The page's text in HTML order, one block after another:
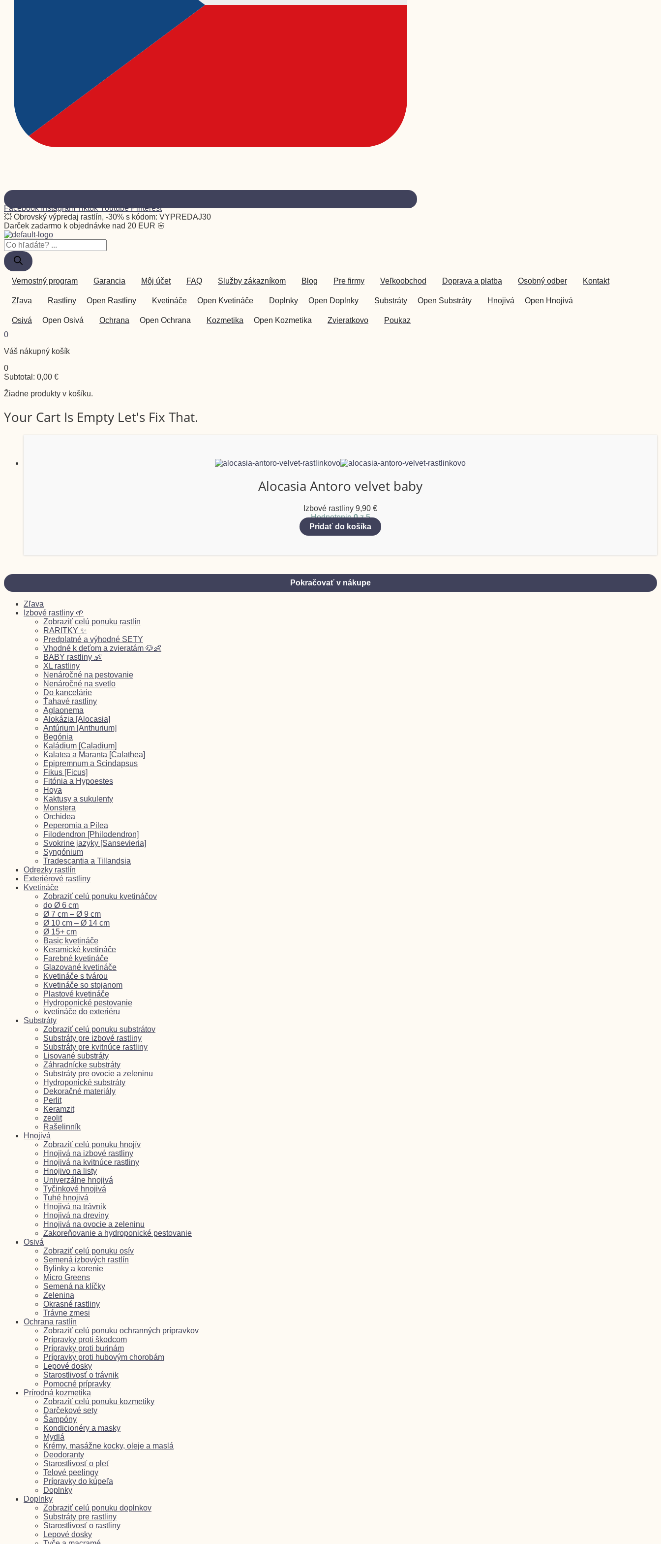
Facebook Instagram Tiktok Youtube Pinterest
💥 Obrovský výpredaj rastlín, -30% s kódom: VYPREDAJ30
Darček zadarmo k objednávke nad 20 EUR 🌸
Vernostný program Garancia Môj účet FAQ Služby zákazníkom Blog Pre firmy Veľkoobchod Doprava a platba Osobný odber Kontakt
Zľava Rastliny Open Rastliny Kvetináče Open Kvetináče Doplnky Open Doplnky Substráty Open Substráty Hnojivá Open Hnojivá
Osivá Open Osivá Ochrana Open Ochrana Kozmetika Open Kozmetika Zvieratkovo
Poukaz
0
Váš nákupný košík
0
Subtotal: 0,00 €
Žiadne produkty v košíku.
Your Cart Is Empty Let's Fix That.
Alocasia Antoro velvet baby
Izbové rastliny 9,90 €
Hodnotenie0z 5
Pridať do košíka
Pokračovať v nákupe
Zľava
Izbové rastliny 🌱
Zobraziť celú ponuku rastlín
RARITKY ✨
Predplatné a výhodné SETY
Vhodné k deťom a zvieratám 🐶👶
BABY rastliny 👶
XL rastliny
Nenáročné na pestovanie
Nenáročné na svetlo
Do kancelárie
Ťahavé rastliny
Aglaonema
Alokázia [Alocasia]
Antúrium [Anthurium]
Begónia
Kaládium [Caladium]
Kalatea a Maranta [Calathea]
Epipremnum a Scindapsus
Fikus [Ficus]
Fitónia a Hypoestes
Hoya
Kaktusy a sukulenty
Monstera
Orchidea
Peperomia a Pilea
Filodendron [Philodendron]
Svokrine jazyky [Sansevieria]
Syngónium
Tradescantia a Tillandsia
Odrezky rastlín
Exteriérové rastliny
Kvetináče
Zobraziť celú ponuku kvetináčov
do Ø 6 cm
Ø 7 cm – Ø 9 cm
Ø 10 cm – Ø 14 cm
Ø 15+ cm
Basic kvetináče
Keramické kvetináče
Farebné kvetináče
Glazované kvetináče
Kvetináče s tvárou
Kvetináče so stojanom
Plastové kvetináče
Hydroponické pestovanie
kvetináče do exteriéru
Substráty
Zobraziť celú ponuku substrátov
Substráty pre izbové rastliny
Substráty pre kvitnúce rastliny
Lisované substráty
Záhradnícke substráty
Substráty pre ovocie a zeleninu
Hydroponické substráty
Dekoračné materiály
Perlit
Keramzit
zeolit
Rašelinník
Hnojivá
Zobraziť celú ponuku hnojív
Hnojivá na izbové rastliny
Hnojivá na kvitnúce rastliny
Hnojivo na listy
Univerzálne hnojivá
Tyčinkové hnojivá
Tuhé hnojivá
Hnojivá na trávnik
Hnojivá na dreviny
Hnojivá na ovocie a zeleninu
Zakoreňovanie a hydroponické pestovanie
Osivá
Zobraziť celú ponuku osív
Semená izbových rastlín
Bylinky a korenie
Micro Greens
Semená na klíčky
Zelenina
Okrasné rastliny
Trávne zmesi
Ochrana rastlín
Zobraziť celú ponuku ochranných prípravkov
Prípravky proti škodcom
Prípravky proti burinám
Prípravky proti hubovým chorobám
Lepové dosky
Starostlivosť o trávnik
Pomocné prípravky
Prírodná kozmetika
Zobraziť celú ponuku kozmetiky
Darčekové sety
Šampóny
Kondicionéry a masky
Mydlá
Krémy, masážne kocky, oleje a maslá
Deodoranty
Starostlivosť o pleť
Telové peelingy
Prípravky do kúpeľa
Doplnky
Doplnky
Zobraziť celú ponuku doplnkov
Substráty pre rastliny
Starostlivosť o rastliny
Lepové dosky